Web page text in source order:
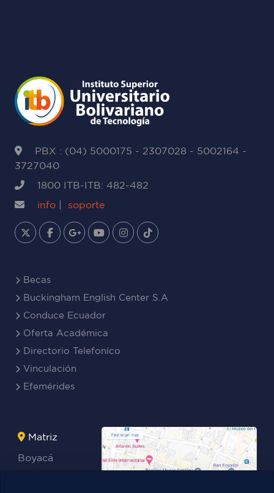
PBX : (04) 5000175 - 2307028 - 5002164 -
3727040
1800 ITB-ITB: 482-482
info
soporte
Becas
Buckingham English Center S.A
Conduce Ecuador
Oferta Académica
Directorio Telefoníco
Vinculación
Efemérides
Matriz
Boyacá